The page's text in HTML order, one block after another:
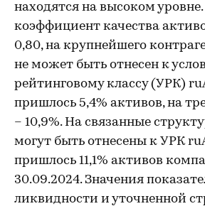
находятся на высоком
коэффициент качества
0,80, на крупнейшего
не может быть отнесен к
рейтинговому классу (УРК)
пришлось 5,4% активов, на
– 10,9%. На связанные
могут быть отнесены к УРК
пришлось 11,1% активов
30.09.2024. Значения
ликвидности и уточненной